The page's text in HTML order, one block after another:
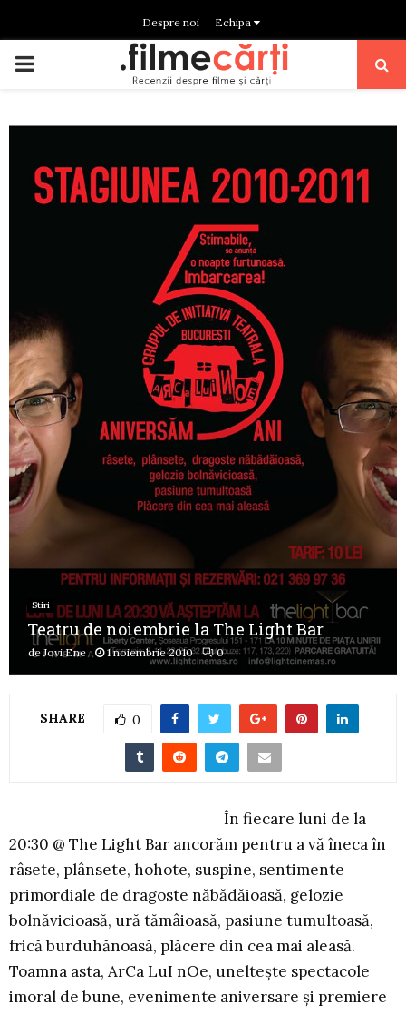
Despre noi Echipa
PRIMARY
Stiri
Teatru de noiembrie la The Light Bar
deJovi Ene 1 noiembrie 2010 0
SHARE 0
În fiecare luni de la
20:30 @ The Light Bar ancorăm pentru a vă îneca în
râsete, plânsete, hohote, suspine, sentimente
primordiale de dragoste năbădăioasă, gelozie
bolnăvicioasă, ură tămâioasă, pasiune tumultoasă,
frică burduhănoasă, plăcere din cea mai aleasă.
Toamna asta, ArCa LuI nOe, unelteşte spectacole
imoral de bune, evenimente aniversare şi premiere